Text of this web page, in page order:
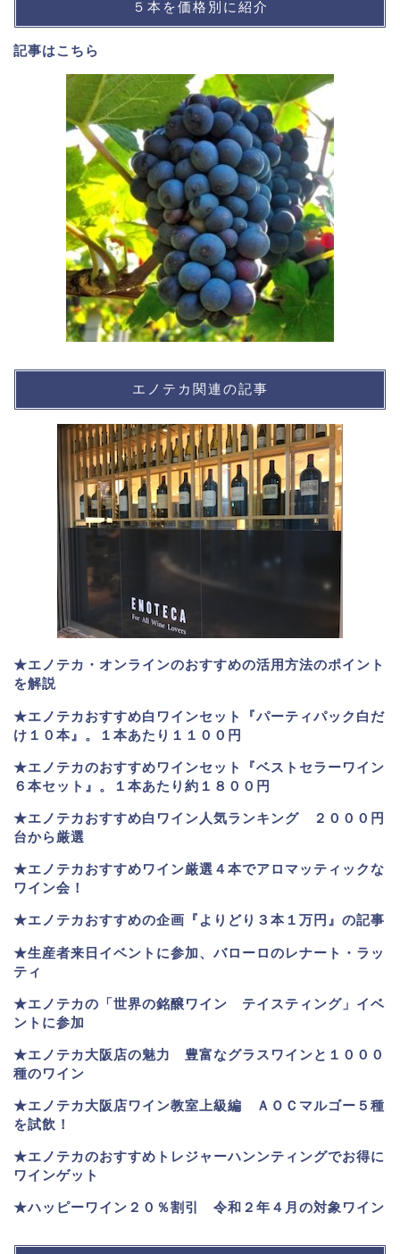
５本を価格別に紹介
記事はこちら
エノテカ関連の記事
★エノテカ・オンラインのおすすめの活用方法のポイント
を解説
★エノテカおすすめ白ワインセット『パーティパック白だ
け１０本』。１本あたり１１００円
★エノテカのおすすめワインセット『ベストセラーワイン
６本セット』。
１本あたり約１８００円
★エノテカおすすめ白ワイン人気ランキング ２０００円
台から厳選
★エノテカおすすめワイン厳選４本でアロマッティックな
ワイン会！
★エノテカおすすめの企画『よりどり３本１万円』の記事
★生産者来日イベントに参加、バローロのレナート・ラッ
ティ
★エノテカの「世界の銘醸ワイン テイスティング」イベ
ントに参加
★エノテカ大阪店の魅力 豊富なグラスワインと１０００
種のワイン
★エノテカ大阪店ワイン教室上級編 ＡＯＣマルゴー５種
を試飲！
★エノテカのおすすめトレジャーハンンティングでお得に
ワインゲット
★ハッピーワイン２０％割引 令和２年４月の対象ワイン